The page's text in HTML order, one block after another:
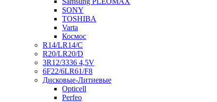
SONY
TOSHIBA
Varta
Космос
R14/LR14/C
R20/LR20/D
3R12/3336 4,5V
6F22/6LR61/F8
Дисковые-Литиевые
Opticell
Perfeo